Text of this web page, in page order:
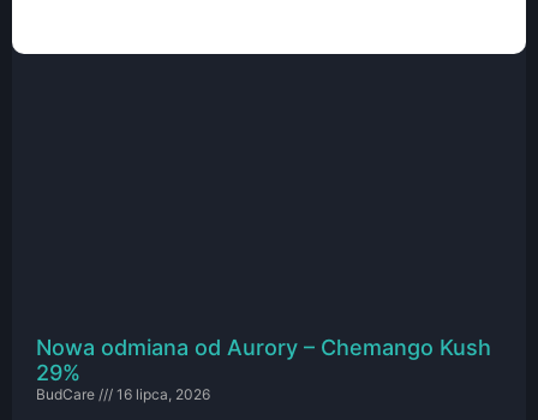
Nowa odmiana od Aurory – Chemango Kush
29%
BudCare 16 lipca, 2026